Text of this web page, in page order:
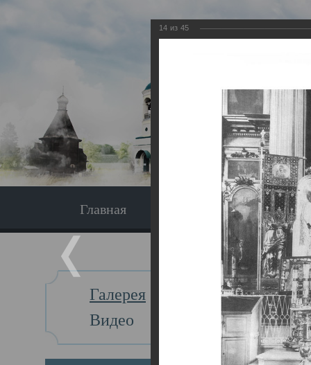
Главная Экскурсия
Галерея
Видео
Главная
14 из 45